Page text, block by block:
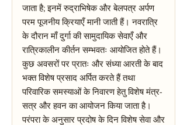
जाता है; इनमें रुद्राभिषेक और बेलपत्र अर्पण
परम पूजनीय क्रियाएँ मानी जाती हैं। नवरात्रि
के दौरान माँ दुर्गा की सामुदायिक सेवाएँ और
रात्रिकालीन कीर्तन सम्भवतः आयोजित होते हैं।
कुछ अवसरों पर प्रातः और संध्या आरती के बाद
भक्त विशेष प्रसाद अर्पित करते हैं तथा
परिवारिक समस्याओं के निवारण हेतु विशेष मंत्र-
सत्र और हवन का आयोजन किया जाता है।
परंपरा के अनुसार प्रदोष के दिन विशेष सेवा और